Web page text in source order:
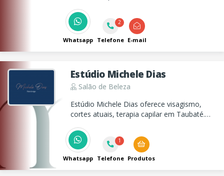
cabelereiros, depilação e massagens e
tambem com atendimento domiciliar!
Whatsapp
2
Telefone E-mail
Estúdio Michele Dias
Salão de Beleza
Estúdio Michele Dias oferece visagismo,
cortes atuais, terapia capilar em Taubaté.
veganos, ideais para alérgicos. Cuidados
completos dos pés à cabeça.
Whatsapp
1
Telefone Produtos